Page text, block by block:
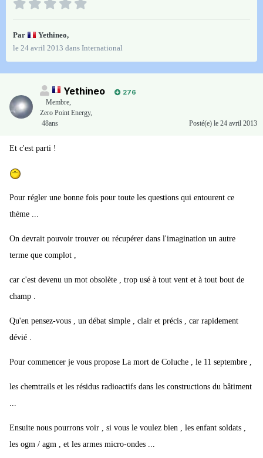
Par Yethineo,
le 24 avril 2013 dans International
Yethineo
276
Membre,
Zero Point Energy,
48ans
Posté(e) le 24 avril 2013
Et c'est parti !
Pour régler une bonne fois pour toute les questions qui entourent ce
thème ...
On devrait pouvoir trouver ou récupérer dans l'imagination un autre
terme que complot ,
car c'est devenu un mot obsolète , trop usé à tout vent et à tout bout de
champ .
Qu'en pensez-vous , un débat simple , clair et précis , car rapidement
dévié .
Pour commencer je vous propose La mort de Coluche , le 11 septembre ,
les chemtrails et les résidus radioactifs dans les constructions du bâtiment
...
Ensuite nous pourrons voir , si vous le voulez bien , les enfant soldats ,
les ogm / agm , et les armes micro-ondes ...